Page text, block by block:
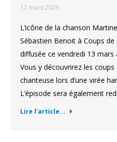
12 mars 2026
L’icône de la chanson
Sébastien Benoit à Coups de
diffusée ce vendredi 13 mars
Vous y découvrirez les
chanteuse lors d’une virée
L’épisode sera également
Lire l'article...